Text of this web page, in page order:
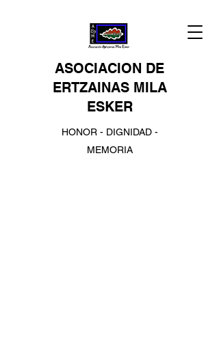
ASOCIACION DE
ERTZAINAS MILA
ESKER
HONOR - DIGNIDAD -
MEMORIA